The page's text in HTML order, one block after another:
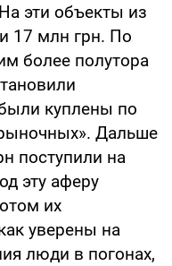
эти объекты из
17 млн грн. По
более полутора
куплены по
Дальше
поступили на
эту аферу
их
уверены на
люди в погонах,